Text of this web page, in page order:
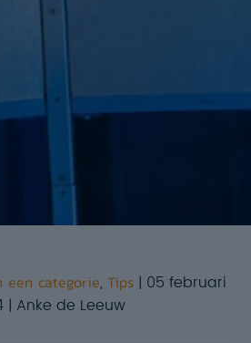
een categorie, Tips| 05 februari
| Anke de Leeuw